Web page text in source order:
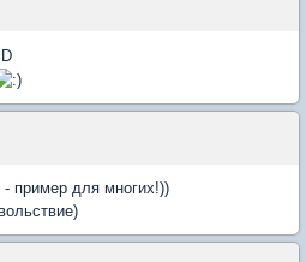
пример для многих!))